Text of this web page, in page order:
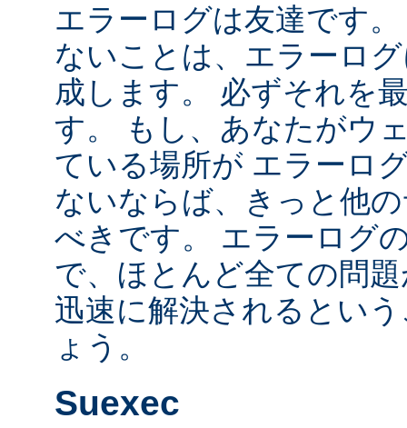
エラーログは友達です
ないことは、エラーロ
成します。 必ずそれを
す。 もし、あなたがウ
ている場所が エラーロ
ないならば、きっと他
べきです。 エラーログ
で、ほとんど全ての問
迅速に解決されるとい
ょう。
Suexec